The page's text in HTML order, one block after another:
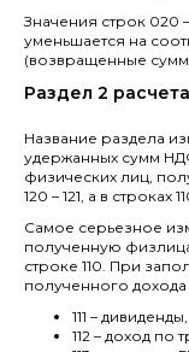
Значения строк 020
уменьшается на
(возвращенные
Раздел 2
Название раздела
удержанных сумм
физических лиц,
120 – 121, а в строках
Самое серьезное
полученную
строке 110. При
полученного
111 – дивиденды,
112 – доход по